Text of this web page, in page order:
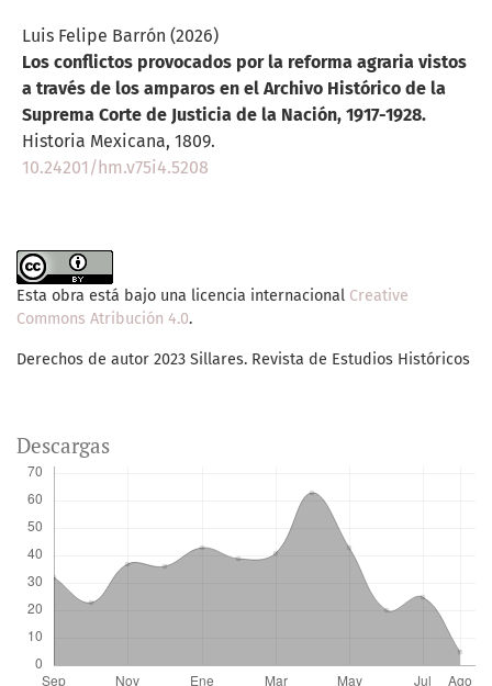
Luis Felipe Barrón (2026)
Los conflictos provocados por la reforma agraria vistos
a través de los amparos en el Archivo Histórico de la
Suprema Corte de Justicia de la Nación, 1917-1928.
Historia Mexicana, 1809.
10.24201/hm.v75i4.5208
Esta obra está bajo una licencia internacional Creative
Commons Atribución 4.0.
Derechos de autor 2023 Sillares. Revista de Estudios Históricos
Descargas